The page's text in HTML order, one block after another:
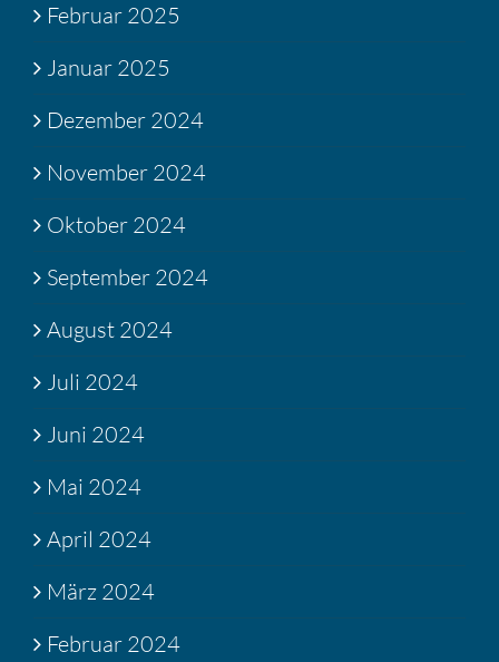
Februar 2025
Januar 2025
Dezember 2024
November 2024
Oktober 2024
September 2024
August 2024
Juli 2024
Juni 2024
Mai 2024
April 2024
März 2024
Februar 2024